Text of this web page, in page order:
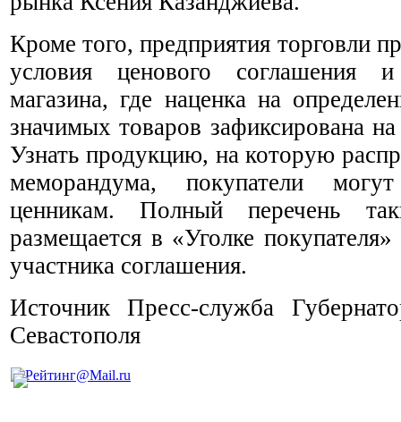
Кроме того, предприятия торговли
условия ценового соглашения
магазина, где наценка на
значимых товаров зафиксирована
Узнать продукцию, на которую
меморандума, покупатели
ценникам. Полный перечень
размещается в «Уголке
участника соглашения.
Источник Пресс-служба
Севастополя